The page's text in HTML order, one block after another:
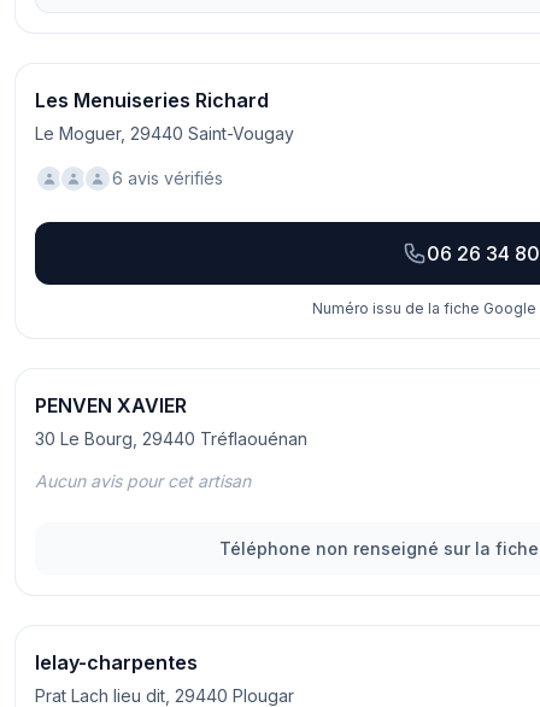
Les Menuiseries Richard
Le Moguer, 29440 Saint-Vougay
6 avis vérifiés
06 26 34
Numéro issu de la fiche
PENVEN XAVIER
30 Le Bourg, 29440 Tréflaouénan
Aucun avis pour cet artisan
Téléphone non renseigné sur la
lelay-charpentes
Prat Lach lieu dit, 29440 Plougar